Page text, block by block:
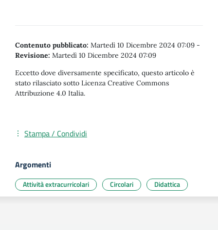
Contenuto pubblicato: Martedì 10 Dicembre 2024 07:09 -
Revisione: Martedì 10 Dicembre 2024 07:09
Eccetto dove diversamente specificato, questo articolo è
stato rilasciato sotto Licenza Creative Commons
Attribuzione 4.0 Italia.
Stampa / Condividi
Argomenti
Attività extracurricolari Circolari Didattica